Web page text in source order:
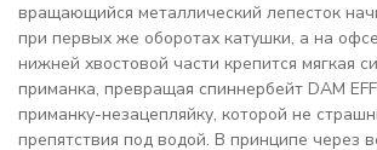
вращающийся металлический лепесток
при первых же оборотах катушки, а на
нижней хвостовой части крепится мягкая
приманка, превращая спиннербейт DAM
приманку-незацепляйку, которой не
препятствия под водой. В принципе через